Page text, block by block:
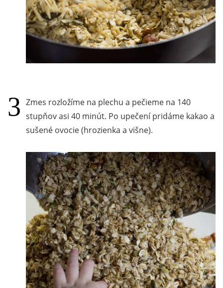
Zmes rozložíme na plechu a pečieme na 140
stupňov asi 40 minút. Po upečení pridáme kakao a
sušené ovocie (hrozienka a višne).